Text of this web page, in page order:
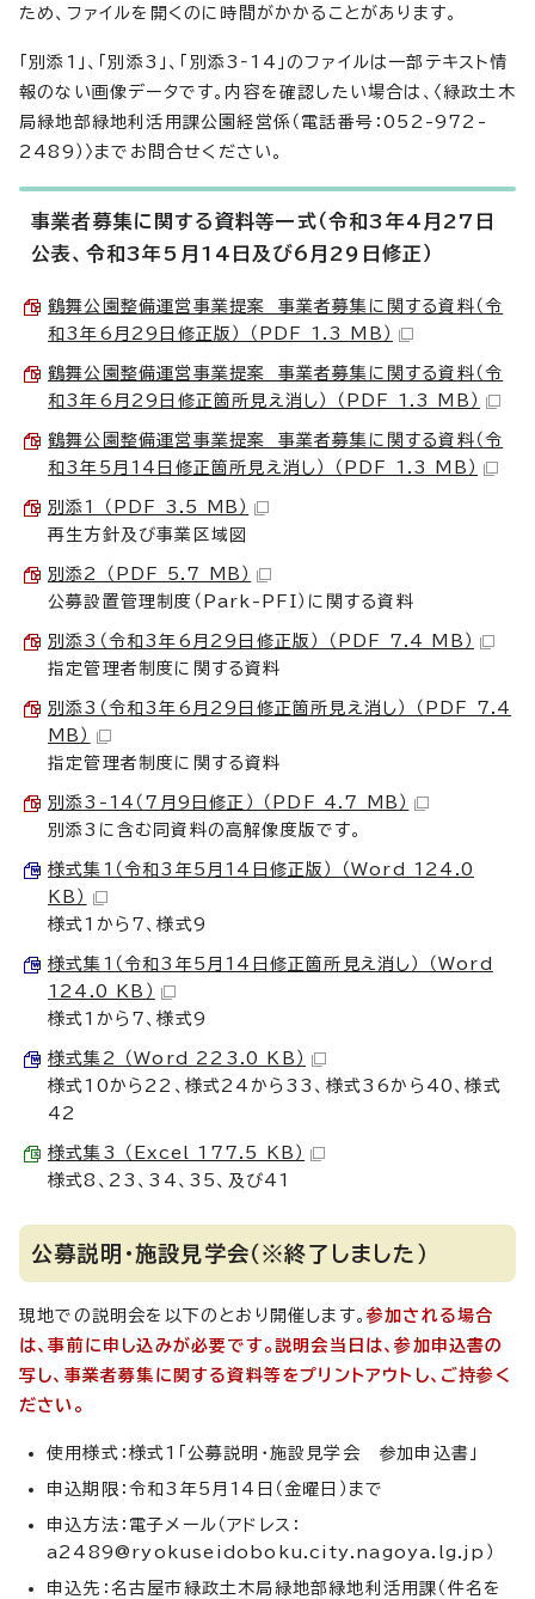
ため、ファイルを開くのに時間がかかることがあります。
「別添1」、「別添3」、「別添3‐14」のファイルは一部テキスト情
報のない画像データです。内容を確認したい場合は、〈緑政土木
局緑地部緑地利活用課公園経営係（電話番号：052-972-
2489）〉までお問合せください。
事業者募集に関する資料等一式（令和3年4月27日
公表、令和3年5月14日及び6月29日修正）
鶴舞公園整備運営事業提案 事業者募集に関する資料（令
和3年6月29日修正版） （PDF 1.3 MB）
鶴舞公園整備運営事業提案 事業者募集に関する資料（令
和3年6月29日修正箇所見え消し） （PDF 1.3 MB）
鶴舞公園整備運営事業提案 事業者募集に関する資料（令
和3年5月14日修正箇所見え消し） （PDF 1.3 MB）
別添1 （PDF 3.5 MB）
再生方針及び事業区域図
別添2 （PDF 5.7 MB）
公募設置管理制度（Park-PFI）に関する資料
別添3（令和3年6月29日修正版） （PDF 7.4 MB）
指定管理者制度に関する資料
別添3（令和3年6月29日修正箇所見え消し） （PDF 7.4
MB）
指定管理者制度に関する資料
別添3-14（7月9日修正） （PDF 4.7 MB）
別添3に含む同資料の高解像度版です。
様式集1（令和3年5月14日修正版） （Word 124.0
KB）
様式1から7、様式9
様式集1（令和3年5月14日修正箇所見え消し） （Word
124.0 KB）
様式1から7、様式9
様式集2 （Word 223.0 KB）
様式10から22、様式24から33、様式36から40、様式
42
様式集3 （Excel 177.5 KB）
様式8、23、34、35、及び41
公募説明・施設見学会（※終了しました）
現地での説明会を以下のとおり開催します。 参加される場合
は、事前に申し込みが必要です。説明会当日は、参加申込書の
写し、事業者募集に関する資料等をプリントアウトし、ご持参く
ださい。
使用様式：様式1「公募説明・施設見学会 参加申込書」
申込期限：令和3年5月14日（金曜日）まで
申込方法：電子メール（アドレス：
a2489@ryokuseidoboku.city.nagoya.lg.jp）
申込先：名古屋市緑政土木局緑地部緑地利活用課（件名を